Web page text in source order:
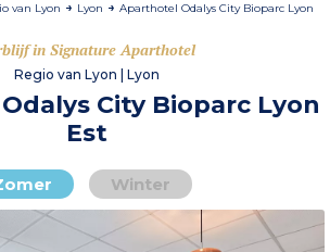
van Lyon Lyon
Aparthotel Odalys City Bioparc Lyon
in Signature Aparthotel
Regio van Lyon | Lyon
City Bioparc Lyon
Est
Winter